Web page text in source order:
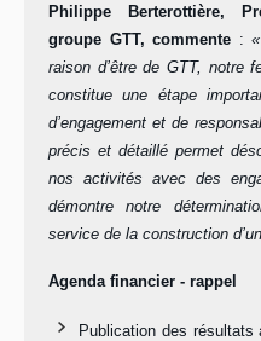
Philippe Berterottière,
groupe GTT, commente :
raison d’être de GTT, notre
constitue une étape
d’engagement et de
précis et détaillé permet
nos activités avec des
démontre notre
service de la construction
Agenda financier - rappel
Publication des